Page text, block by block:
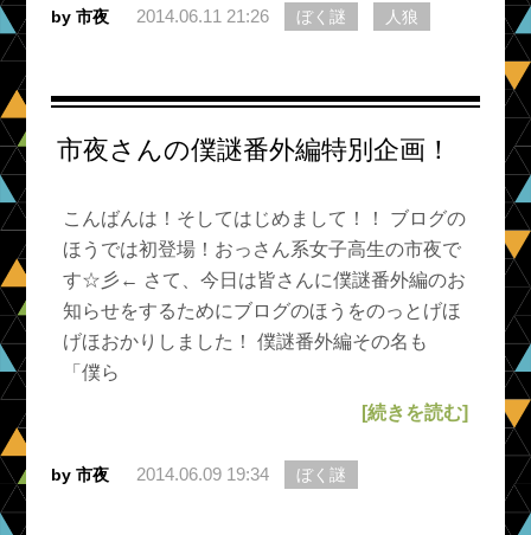
by 市夜 2014.06.11 21:26 ぼく謎 人狼
市夜さんの僕謎番外編特別企画！
こんばんは！そしてはじめまして！！ ブログの
ほうでは初登場！おっさん系女子高生の市夜で
す☆彡← さて、今日は皆さんに僕謎番外編のお
知らせをするためにブログのほうをのっとげほ
げほおかりしました！ 僕謎番外編その名も
「僕ら
[続きを読む]
by 市夜 2014.06.09 19:34 ぼく謎